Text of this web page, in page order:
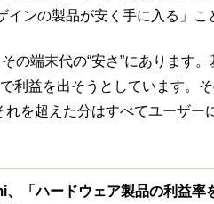
ンの製品が安く手に入る」こ
の端末代の“安さ”にあります
利益を出そうとしています。
を超えた分はすべてユーザー
、「ハードウェア製品の利益率